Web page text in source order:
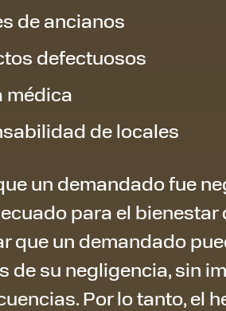
de ancianos
defectuosos
médica
de locales
un demandado fue
para el bienestar
que un demandado
de su negligencia, sin
Por lo tanto, el